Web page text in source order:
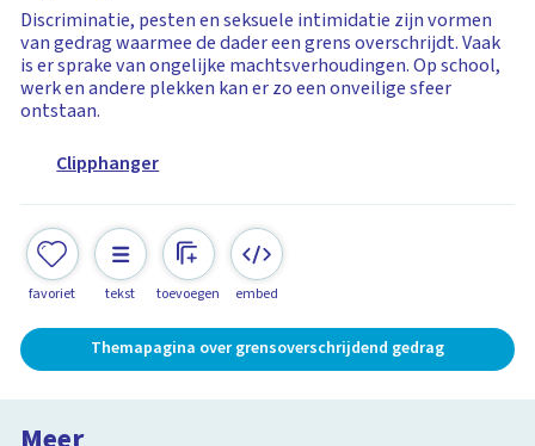
Discriminatie, pesten en seksuele intimidatie zijn vormen
van gedrag waarmee de dader een grens overschrijdt. Vaak
is er sprake van ongelijke machtsverhoudingen. Op school,
werk en andere plekken kan er zo een onveilige sfeer
ontstaan.
Clipphanger
favoriet tekst toevoegen embed
Themapagina over grensoverschrijdend gedrag